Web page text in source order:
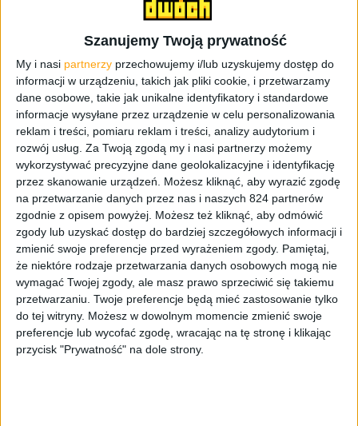
Szanujemy Twoją prywatność
My i nasi partnerzy przechowujemy i/lub uzyskujemy dostęp do
informacji w urządzeniu, takich jak pliki cookie, i przetwarzamy
dane osobowe, takie jak unikalne identyfikatory i standardowe
informacje wysyłane przez urządzenie w celu personalizowania
reklam i treści, pomiaru reklam i treści, analizy audytorium i
rozwój usług. Za Twoją zgodą my i nasi partnerzy możemy
wykorzystywać precyzyjne dane geolokalizacyjne i identyfikację
przez skanowanie urządzeń. Możesz kliknąć, aby wyrazić zgodę
na przetwarzanie danych przez nas i naszych 824 partnerów
zgodnie z opisem powyżej. Możesz też kliknąć, aby odmówić
zgody lub uzyskać dostęp do bardziej szczegółowych informacji i
zmienić swoje preferencje przed wyrażeniem zgody. Pamiętaj,
że niektóre rodzaje przetwarzania danych osobowych mogą nie
wymagać Twojej zgody, ale masz prawo sprzeciwić się takiemu
przetwarzaniu. Twoje preferencje będą mieć zastosowanie tylko
do tej witryny. Możesz w dowolnym momencie zmienić swoje
preferencje lub wycofać zgodę, wracając na tę stronę i klikając
przycisk "Prywatność" na dole strony.
Recenzje sprzętu Audio
Bezprzewodówki do wszystkiego. Poly
Voyager Free 60 UC – recenzja